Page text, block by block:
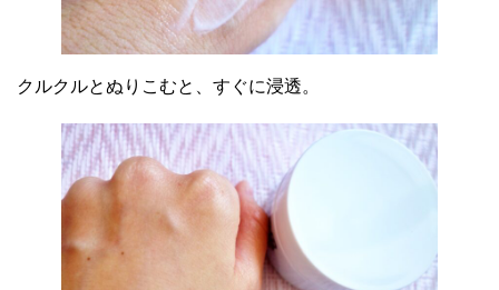
クルクルとぬりこむと、すぐに浸透。